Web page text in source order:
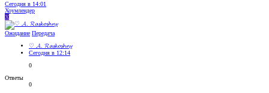
Сегодня в 14:01
Хоумлeндер
Х
Ожидание Передача
♡︎ 𝓐. 𝓡𝓪𝓼𝓴𝓸𝓼𝓱𝓷𝔂
Сегодня в 12:14
0
Ответы
0